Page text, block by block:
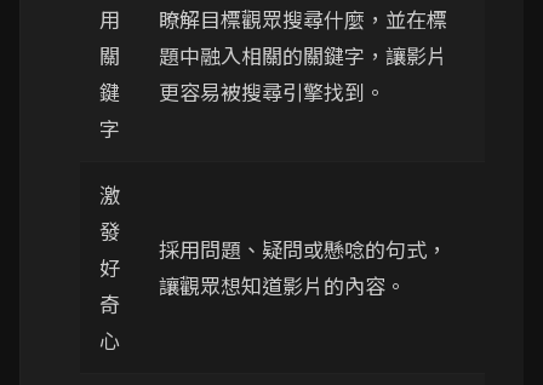
用
關
鍵
字
瞭解目標觀眾搜尋什麼，並在標
題中融入相關的關鍵字，讓影片
更容易被搜尋引擎找到。
激
發
好
奇
心
採用問題、疑問或懸唸的句式，
讓觀眾想知道影片的內容。